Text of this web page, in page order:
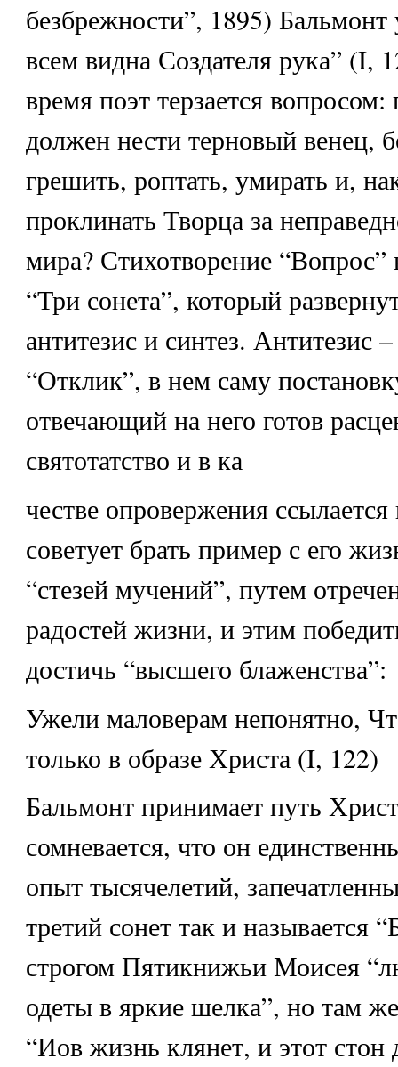
безбрежности”, 1895) Бальмонт
всем видна Создателя рука” (I,
время поэт терзается
должен нести терновый венец,
грешить, роптать, умирать и,
проклинать Творца за
мира? Стихотворение “Вопрос”
“Три сонета”, который
антитезис и синтез. Антитезис
“Отклик”, в нем саму
отвечающий на него готов
святотатство и в ка
честве опровержения
советует брать пример с его
“стезей мучений”, путем
радостей жизни, и этим
достичь “высшего блаженства”:
Ужели маловерам непонятно,
только в образе Христа (I, 122)
Бальмонт принимает путь
сомневается, что он
опыт тысячелетий,
третий сонет так и называется
строгом Пятикнижьи Моисея
одеты в яркие шелка”, но там
“Иов жизнь клянет, и этот стон